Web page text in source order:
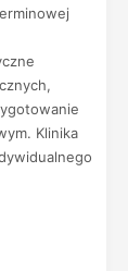
Klinika